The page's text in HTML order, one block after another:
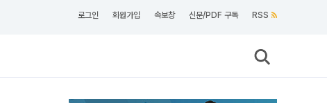
로그인 회원가입 속보창 신문/PDF 구독 RSS